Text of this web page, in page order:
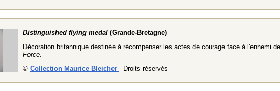
Distinguished flying medal (Grande-Bretagne)
Décoration britannique destinée à récompenser les actes de courage face à l'ennemi
Force.
© Collection Maurice Bleicher Droits réservés